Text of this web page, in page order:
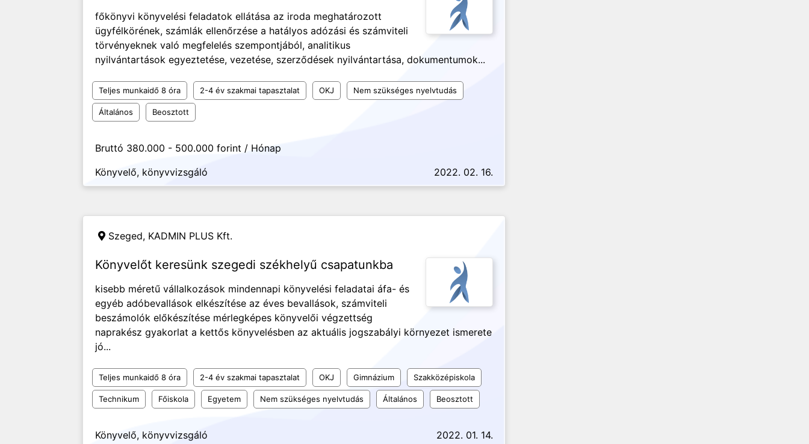
főkönyvi könyvelési feladatok ellátása az iroda meghatározott
ügyfélkörének, számlák ellenőrzése a hatályos adózási és számviteli
törvényeknek való megfelelés szempontjából, analitikus
nyilvántartások egyeztetése, vezetése, szerződések nyilvántartása, dokumentumok...
Teljes munkaidő 8 óra 2-4 év szakmai tapasztalat OKJ Nem szükséges nyelvtudás
Általános Beosztott
Bruttó 380.000 - 500.000 forint / Hónap
Könyvelő, könyvvizsgáló
2022. 02. 16.
Szeged, KADMIN PLUS Kft.
Könyvelőt keresünk szegedi székhelyű csapatunkba
kisebb méretű vállalkozások mindennapi könyvelési feladatai áfa- és
egyéb adóbevallások elkészítése az éves bevallások, számviteli
beszámolók előkészítése mérlegképes könyvelői végzettség
naprakész gyakorlat a kettős könyvelésben az aktuális jogszabályi környezet ismerete
jó...
Teljes munkaidő 8 óra 2-4 év szakmai tapasztalat OKJ Gimnázium Szakközépiskola
Technikum Főiskola Egyetem Nem szükséges nyelvtudás Általános Beosztott
Könyvelő, könyvvizsgáló 2022. 01. 14.